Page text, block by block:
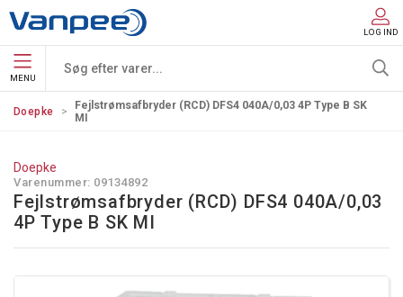
LOG IND
MENU
Doepke
Fejlstrømsafbryder (RCD) DFS4 040A/0,03 4P Type B SK
MI
Doepke
Varenummer: 09134892
Fejlstrømsafbryder (RCD) DFS4 040A/0,03
4P Type B SK MI